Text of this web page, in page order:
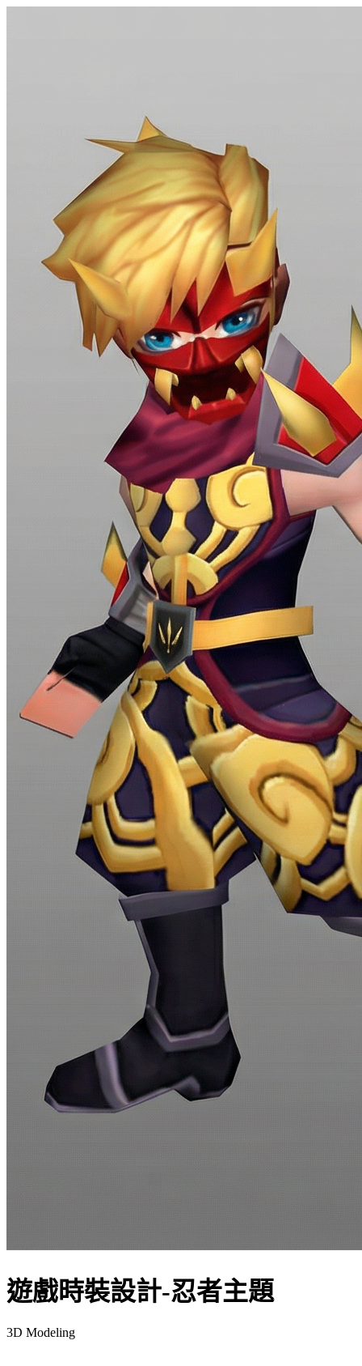
遊戲時裝設計-忍者主題
3D Modeling